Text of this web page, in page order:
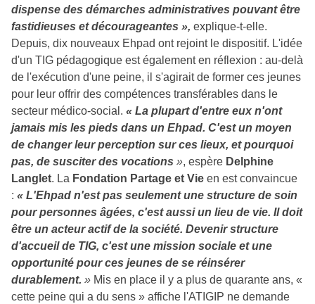
dispense des démarches administratives pouvant être
fastidieuses et décourageantes », explique-t-elle.
Depuis, dix nouveaux Ehpad ont rejoint le dispositif. L'idée
d'un TIG pédagogique est également en réflexion : au-delà
de l'exécution d'une peine, il s'agirait de former ces jeunes
pour leur offrir des compétences transférables dans le
secteur médico-social. « La plupart d'entre eux n'ont
jamais mis les pieds dans un Ehpad. C'est un moyen
de changer leur perception sur ces lieux, et pourquoi
pas, de susciter des vocations », espère Delphine
Langlet. La Fondation Partage et Vie en est convaincue
: « L'Ehpad n'est pas seulement une structure de soin
pour personnes âgées, c'est aussi un lieu de vie. Il doit
être un acteur actif de la société. Devenir structure
d'accueil de TIG, c'est une mission sociale et une
opportunité pour ces jeunes de se réinsérer
durablement. » Mis en place il y a plus de quarante ans, «
cette peine qui a du sens » affiche l'ATIGIP ne demande